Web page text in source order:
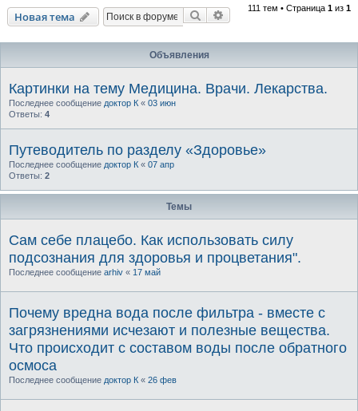
Новая тема Поиск Расширенный поиск
111 тем • Страница 1 из 1
Объявления
Картинки на тему Медицина. Врачи. Лекарства.
Последнее сообщение доктор К « 03 июн
Ответы: 4
Путеводитель по разделу «Здоровье»
Последнее сообщение доктор К « 07 апр
Ответы: 2
Темы
Сам себе плацебо. Как использовать силу
подсознания для здоровья и процветания".
Последнее сообщение arhiv « 17 май
Почему вредна вода после фильтра - вместе с
загрязнениями исчезают и полезные вещества.
Что происходит с составом воды после обратного
осмоса
Последнее сообщение доктор К « 26 фев